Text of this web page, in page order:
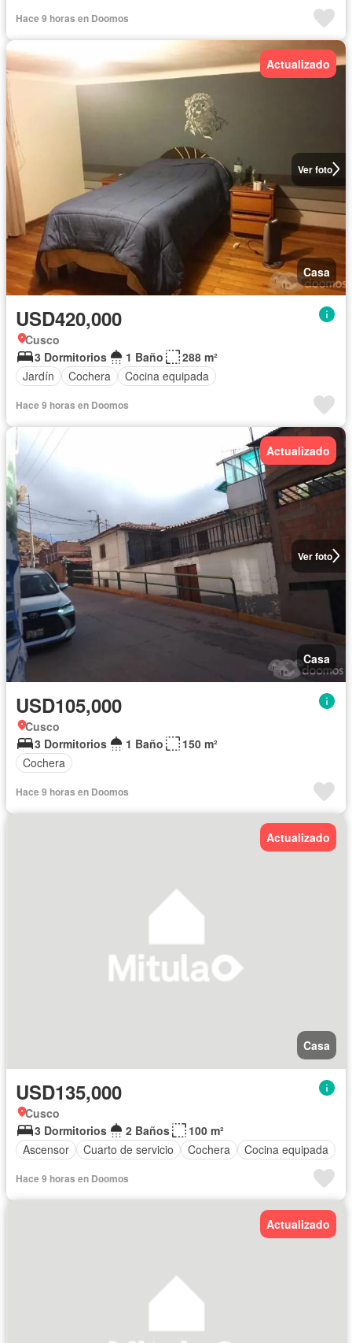
Hace 9 horas en Doomos
Ver foto
Actualizado
Casa
USD420,000
Cusco
3 Dormitorios
1 Baño
288 m²
Jardín
Cochera Cocina equipada
Hace 9 horas en Doomos
Ver foto
Actualizado
Casa
USD105,000
Cusco
3 Dormitorios
1 Baño
150 m²
Cochera
Hace 9 horas en Doomos
Actualizado
Casa
USD135,000
Cusco
3 Dormitorios
2 Baños
100 m²
Ascensor
Cuarto de servicio Cochera Cocina equipada
Hace 9 horas en Doomos
Actualizado